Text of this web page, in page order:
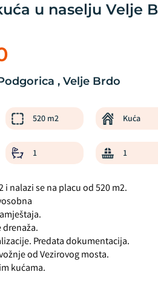
u naselju Velje
, Velje Brdo
520 m2 Kuća
1 1
i nalazi se na placu od 520 m2.
drenaža.
Predata dokumentacija.
od Vezirovog mosta.
kućama.